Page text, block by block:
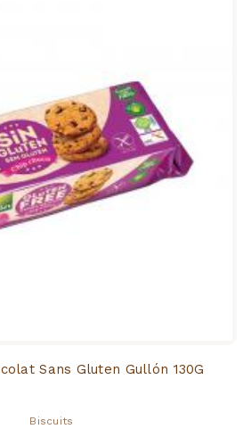
Sans Gluten Gullón 130G
Biscuits